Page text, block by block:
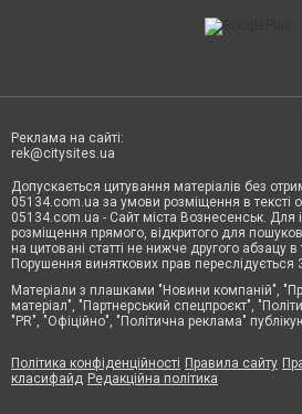
Реклама на сайті:
rek@citysites.ua
Допускається цитування матеріалів без
05134.com.ua за умови розміщення в тексті
05134.com.ua - Сайт міста Вознесенськ. Для
розміщення прямого, відкритого для
на цитовані статті не нижче другого абзацу
Порушення виняткових прав переслідується
Матеріали з плашками "Новини компаній",
матеріал", "Партнерський спецпроєкт",
"PR", "Офіційно", "Політична реклама"
Політика конфіденційності Правила сайту
класифайд Редакційна політика